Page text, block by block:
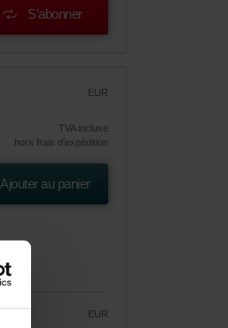
S’abonner
EUR
TVA incluse
hors frais d’expédition
Ajouter au panier
EUR